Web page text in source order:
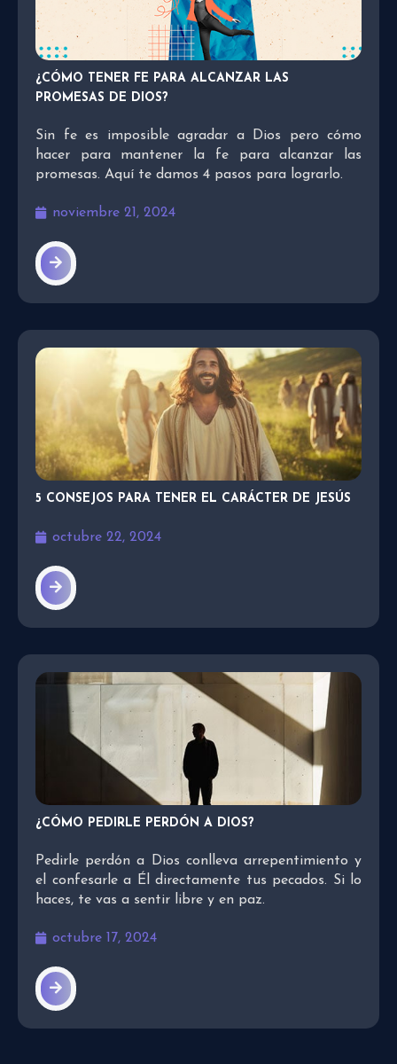
¿CÓMO TENER FE PARA ALCANZAR LAS
PROMESAS DE DIOS?
Sin fe es imposible agradar a Dios pero cómo
hacer para mantener la fe para alcanzar las
promesas. Aquí te damos 4 pasos para lograrlo.
noviembre 21, 2024
5 CONSEJOS PARA TENER EL CARÁCTER DE JESÚS
octubre 22, 2024
¿CÓMO PEDIRLE PERDÓN A DIOS?
Pedirle perdón a Dios conlleva arrepentimiento y
el confesarle a Él directamente tus pecados. Si lo
haces, te vas a sentir libre y en paz.
octubre 17, 2024